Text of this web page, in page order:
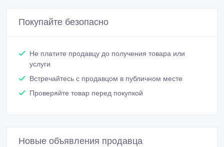
Покупайте безопасно
Не платите продавцу до получения товара или
услуги
Встречайтесь с продавцом в публичном месте
Проверяйте товар перед покупкой
Новые объявления продавца